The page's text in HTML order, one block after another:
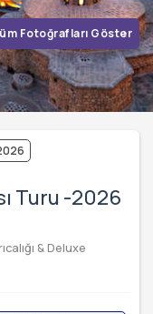
Fotoğrafları Göster
Turu -2026
& Deluxe